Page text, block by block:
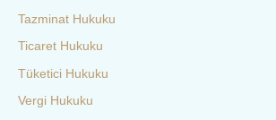
Tazminat Hukuku
Ticaret Hukuku
Tüketici Hukuku
Vergi Hukuku